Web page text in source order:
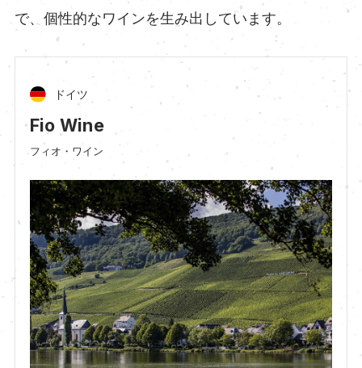
で、個性的なワインを生み出しています。
ドイツ
Fio Wine
フィオ・ワイン